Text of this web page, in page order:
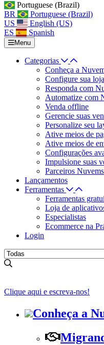
Portuguese (Brazil)
BR
Portuguese (Brazil)
US
English (US)
ES
Spanish
Menu
Categorias
Conheça a
Configure sua loja
Responda com
Automatize com
Venda offline
Gerencie suas
Personalize seu
Ative meios de
Ative meios de
Configurações
Impulsione suas
Parceiros
Lançamentos
Ferramentas
Ferramentas
Loja de
Especialistas
Ecommerce na
Login
Clique aqui e escreva-nos!
Conheça a